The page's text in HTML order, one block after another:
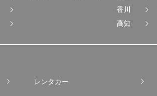
香川
高知
レンタカー